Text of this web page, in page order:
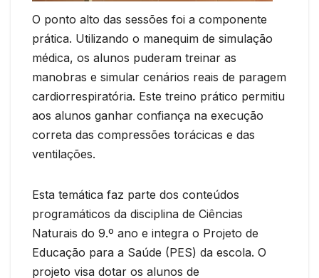
O ponto alto das sessões foi a componente
prática. Utilizando o manequim de simulação
médica, os alunos puderam treinar as
manobras e simular cenários reais de paragem
cardiorrespiratória. Este treino prático permitiu
aos alunos ganhar confiança na execução
correta das compressões torácicas e das
ventilações.
Esta temática faz parte dos conteúdos
programáticos da disciplina de Ciências
Naturais do 9.º ano e integra o Projeto de
Educação para a Saúde (PES) da escola. O
projeto visa dotar os alunos de